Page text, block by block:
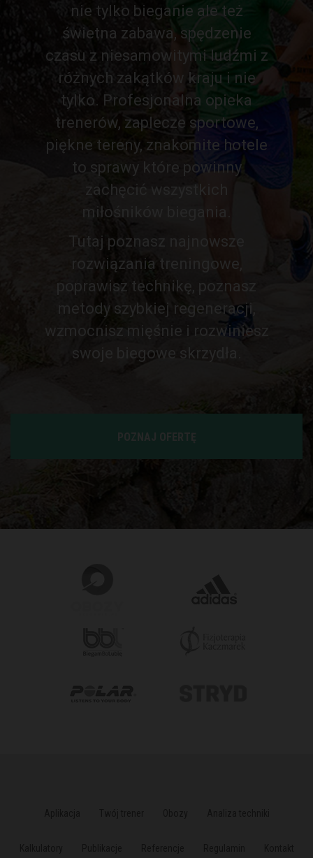
nie tylko bieganie ale też
świetna zabawa, spędzenie
czasu z niesamowitymi ludźmi z
różnych zakątków kraju i nie
tylko. Profesjonalna opieka
trenerów, zaplecze sportowe,
piękne tereny, znakomite hotele
to sprawy które powinny
zachęcić wszystkich
miłośników biegania.
Tutaj poznasz najnowsze
rozwiązania treningowe,
poprawisz technikę, poznasz
metody szybkiej regeneracji,
wzmocnisz mięśnie i rozwiniesz
swoje biegowe skrzydła.
POZNAJ OFERTĘ